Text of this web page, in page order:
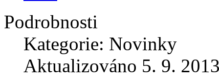
Podrobnosti
Kategorie: Novinky
Aktualizováno 5. 9.